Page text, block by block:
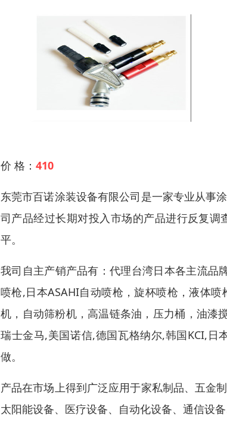
价 格： 410
东莞市百诺涂装设备有限公司 是一家专业从事
司产品经过长期对投入市场的产品进行反复
平。
我司 自主产销产品有：代理台湾日本各主流品
喷枪,日本ASAHI自动喷枪 ，旋杯喷枪 ，液体喷
机 ， 自动筛粉机，高温链条油，压力桶，油漆
瑞士金马,美国诺信,德国瓦格纳尔,韩国KCI,日
做。
产品在市场上得到广泛应用于家私制品、五金
太阳能设备、医疗设备、自动化设备、通信设